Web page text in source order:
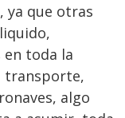
ya que otras
en toda la
transporte,
algo